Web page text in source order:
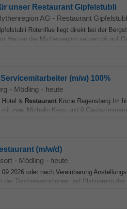
unser Restaurant Gipfelstubli
AG - Restaurant
Rotenflue liegt direkt bei der
Herzen der Mythenregion setzen wir auf
(m/w) 100%
- Mödling - heute
Hotel & Restaurant Krone Regensberg Im
mit zwei Michelin Keys und 9
(m/w/d)
- Mödling - heute
oder nach Vereinbarung
der Tischreservationen und Platzierung der